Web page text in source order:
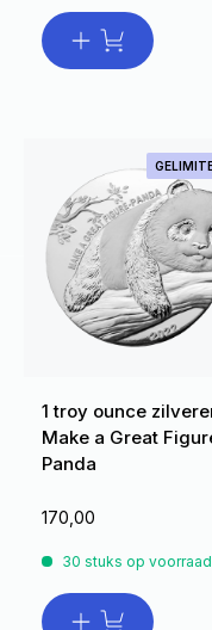
1 troy ounce
Make a Great
Panda
170,00
30 stuks op voorraad